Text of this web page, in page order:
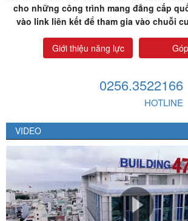
cho những công trình mang đẳng cấp
vào link liên kết để tham gia vào chuỗi
Giới thiệu năng lực
0256.3522166
HOTLINE
VIDEO